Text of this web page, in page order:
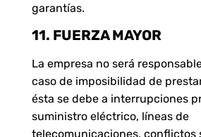
garantías.
11. FUERZA MAYOR
La empresa no será
caso de imposibilidad de
ésta se debe a interrupciones
suministro eléctrico, líneas de
telecomunicaciones, conflictos